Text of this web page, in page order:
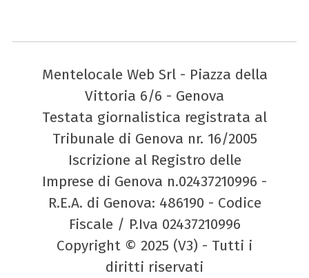
Mentelocale Web Srl - Piazza della
Vittoria 6/6 - Genova
Testata giornalistica registrata al
Tribunale di Genova nr. 16/2005
Iscrizione al Registro delle
Imprese di Genova n.02437210996 -
R.E.A. di Genova: 486190 - Codice
Fiscale / P.Iva 02437210996
Copyright © 2025 (V3) - Tutti i
diritti riservati